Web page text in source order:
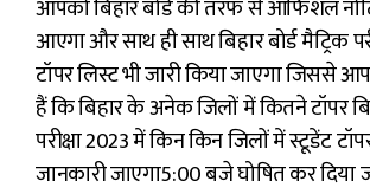
आपको बिहार बोर्ड की तरफ से ऑफिशल
आएगा और साथ ही साथ बिहार बोर्ड मैट्रिक
टॉपर लिस्ट भी जारी किया जाएगा जिससे
हैं कि बिहार के अनेक जिलों में कितने टॉपर
परीक्षा 2023 में किन किन जिलों में स्टूडेंट
जानकारी जाएगा5:00 बजे घोषित कर दिया